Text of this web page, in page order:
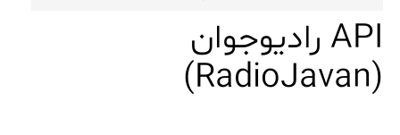
API رادیوجوان
(RadioJavan)